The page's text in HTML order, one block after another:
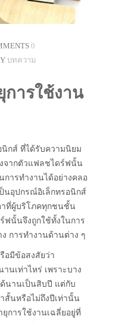
0
บทความ
ารใช้งาน
กส์ ที่ได้รับความนิยม
จากตัวแฟลชไดร์ฟนั้น
การทำงานได้อย่างคลอ
นอุปกรณ์อิเล็กทรอนิกส์
าที่ผู้บริโภคทุกชนชั้น
ฟนั้นจึงถูกใช้ทั้งในการ
การทำงานด้านต่าง ๆ
อมีข้อสงสัยว่า
นเท่าไหร่ เพราะบาง
นานเป็นสิบปี แต่กับ
สั้นหรือไม่ถึงปีเท่านั้น
การใช้งานเฉลี่ยอยู่ที่